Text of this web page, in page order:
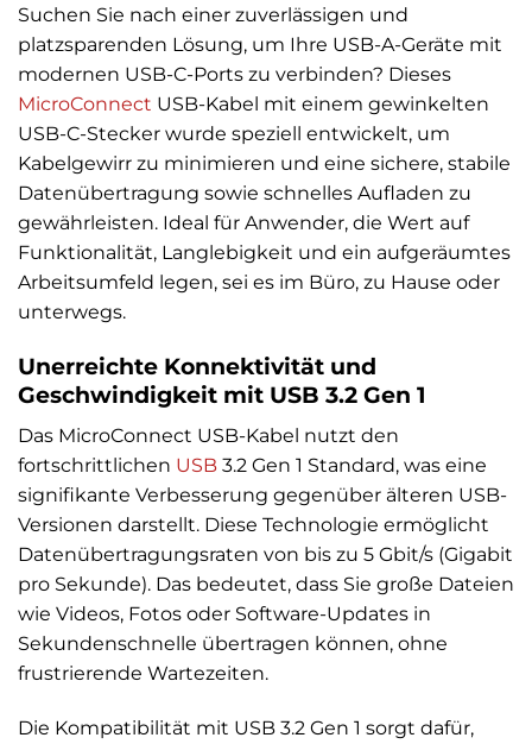
Suchen Sie nach einer zuverlässigen und
platzsparenden Lösung, um Ihre USB-A-Geräte mit
modernen USB-C-Ports zu verbinden? Dieses
MicroConnect USB-Kabel mit einem gewinkelten
USB-C-Stecker wurde speziell entwickelt, um
Kabelgewirr zu minimieren und eine sichere, stabile
Datenübertragung sowie schnelles Aufladen zu
gewährleisten. Ideal für Anwender, die Wert auf
Funktionalität, Langlebigkeit und ein aufgeräumtes
Arbeitsumfeld legen, sei es im Büro, zu Hause oder
unterwegs.
Unerreichte Konnektivität und
Geschwindigkeit mit USB 3.2 Gen 1
Das MicroConnect USB-Kabel nutzt den
fortschrittlichen USB 3.2 Gen 1 Standard, was eine
signifikante Verbesserung gegenüber älteren USB-
Versionen darstellt. Diese Technologie ermöglicht
Datenübertragungsraten von bis zu 5 Gbit/s (Gigabit
pro Sekunde). Das bedeutet, dass Sie große Dateien
wie Videos, Fotos oder Software-Updates in
Sekundenschnelle übertragen können, ohne
frustrierende Wartezeiten.
Die Kompatibilität mit USB 3.2 Gen 1 sorgt dafür,